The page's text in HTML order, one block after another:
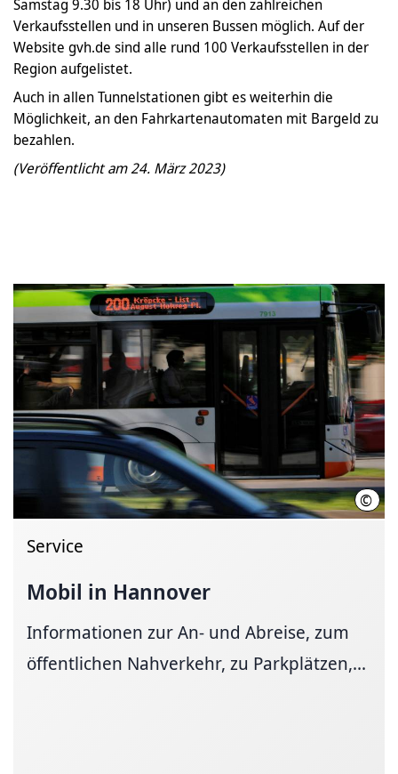
Samstag 9.30 bis 18 Uhr) und an den zahlreichen
Verkaufsstellen und in unseren Bussen möglich. Auf der
Website gvh.de sind alle rund 100 Verkaufsstellen in der
Region aufgelistet.
Auch in allen Tunnelstationen gibt es weiterhin die
Möglichkeit, an den Fahrkartenautomaten mit Bargeld zu
bezahlen.
(Veröffentlicht am 24. März 2023)
©
Service
Mobil in Hannover
Informationen zur An- und Ab­reise, zum
öffent­li­chen Nah­ver­kehr, zu Park­plätzen,...